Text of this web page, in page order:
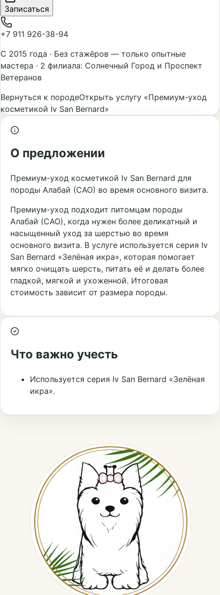
Записаться
+7 911 926-38-94
С 2015 года · Без стажёров — только опытные
мастера · 2 филиала: Солнечный Город и Проспект
Ветеранов
Вернуться к породеОткрыть услугу «Премиум-уход
косметикой Iv San Bernard»
О предложении
Премиум-уход косметикой Iv San Bernard для
породы Алабай (САО) во время основного визита.
Премиум-уход подходит питомцам породы
Алабай (САО), когда нужен более деликатный и
насыщенный уход за шерстью во время
основного визита. В услуге используется серия Iv
San Bernard «Зелёная икра», которая помогает
мягко очищать шерсть, питать её и делать более
гладкой, мягкой и ухоженной. Итоговая
стоимость зависит от размера породы.
Что важно учесть
Используется серия Iv San Bernard «Зелёная
икра».